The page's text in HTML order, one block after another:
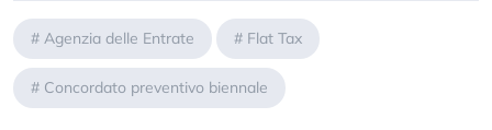
# Agenzia delle Entrate # Flat Tax
# Concordato preventivo biennale